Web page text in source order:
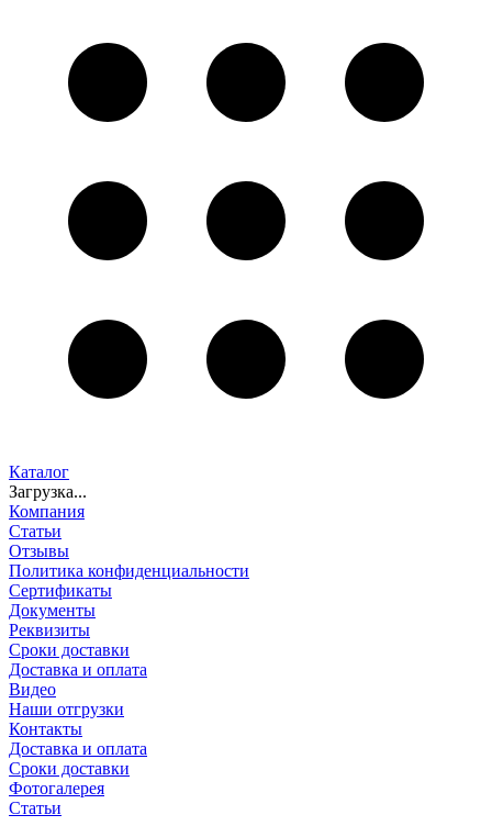
Каталог
Загрузка...
Компания
Статьи
Отзывы
Политика конфиденциальности
Сертификаты
Документы
Реквизиты
Сроки доставки
Доставка и оплата
Видео
Наши отгрузки
Контакты
Доставка и оплата
Сроки доставки
Фотогалерея
Статьи